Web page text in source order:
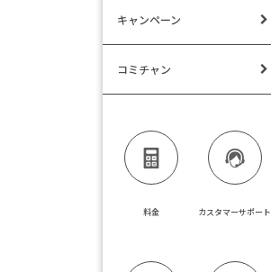
キャンペーン
コミチャン
料金 カスタマーサポート